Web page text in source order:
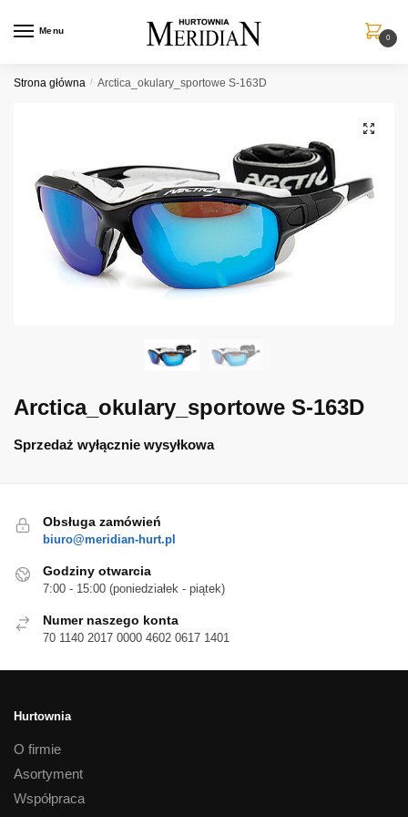
Menu
0
Strona główna / Arctica_okulary_sportowe S-163D
Arctica_okulary_sportowe S-163D
Sprzedaż wyłącznie wysyłkowa
Obsługa zamówień
biuro@meridian-hurt.pl
Godziny otwarcia
7:00 - 15:00 (poniedziałek - piątek)
Numer naszego konta
70 1140 2017 0000 4602 0617 1401
Hurtownia
O firmie
Asortyment
Współpraca